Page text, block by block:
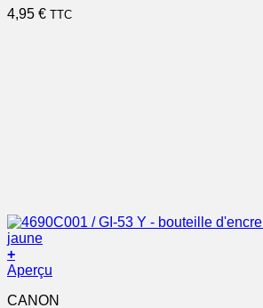
4,95 € TTC
+
Aperçu
CANON